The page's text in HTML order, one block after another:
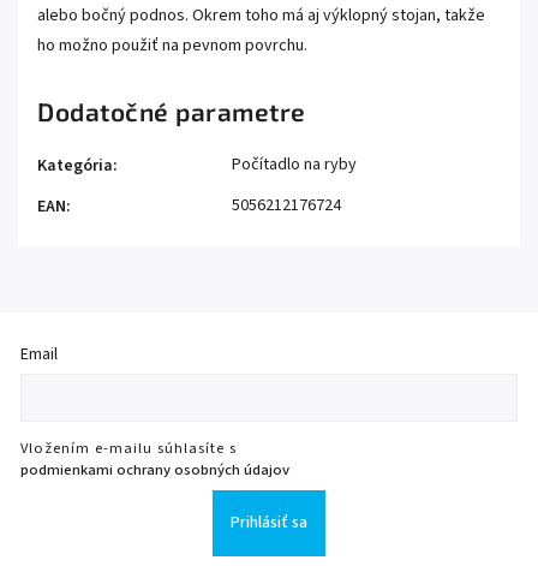
alebo bočný podnos. Okrem toho má aj výklopný stojan, takže
ho možno použiť na pevnom povrchu.
Dodatočné parametre
Kategória:
Počítadlo na ryby
EAN: 5056212176724
Email
Vložením e-mailu súhlasíte s
podmienkami ochrany osobných údajov
Prihlásiť sa